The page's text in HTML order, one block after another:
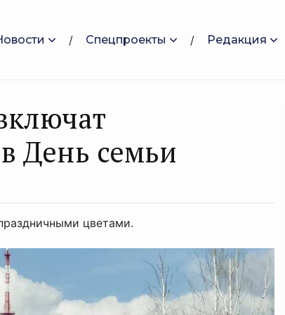
Спецпроекты Редакция
День семьи
цветами.